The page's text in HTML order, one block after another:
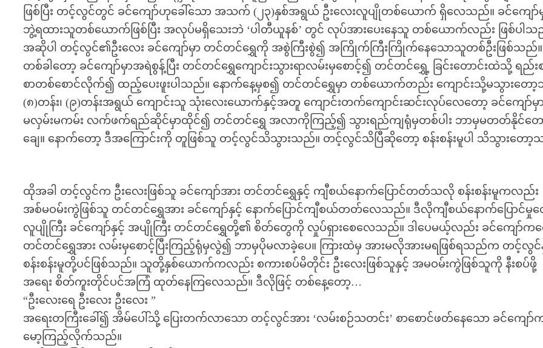
ဖြစ်ပြီး တင့်လွင်တွင် ခင်ကျော်ဟုခေါ်သော အသက် (၂၃)နှစ်အရွယ် ဦးလေးလူပျိုတစ်ယောက် ရှိလေသည်။ ခင်ကျော်
ဘွဲ့ရထားသူတစ်ယောက်ဖြစ်ပြီး အလုပ်မရှိသေးဘဲ ‘ပါတီယူနစ်’ တွင် လုပ်အားပေးနေသူ တစ်ယောက်လည်း ဖြစ်ပါသ
အဆိုပါ တင့်လွင်၏ဦးလေး ခင်ကျော်မှာ တင်တင်ရွှေကို အစွဲကြီးစွဲ၍ အကြိုက်ကြီးကြိုက်နေသောသူတစ်ဦးဖြစ်သည်။
တစ်ခါတော့ ခင်ကျော်မှာအရဲစွန့်ပြီး တင်တင်ရွှေကျောင်းသွားရာလမ်းမှစောင့်၍ တင်တင်ရွှေ့ ခြင်းတောင်းထဲသို့ ရည်းစ
စာတစ်စောင်လိုက်၍ ထည့်ပေးဖူးပါသည်။ နောက်နေ့မှစ၍ တင်တင်ရွှေမှာ တစ်ယောက်တည်း ကျောင်းသို့မသွားတေ
(၈)တန်း၊ (၉)တန်းအရွယ် ကျောင်းသူ သုံးလေးယောက်နှင့်အတူ ကျောင်းတက်ကျောင်းဆင်းလုပ်လေတော့ ခင်ကျော်မှ
မလှမ်းမကမ်း လက်ဖက်ရည်ဆိုင်မှာထိုင်၍ တင်တင်ရွှေ အလာကိုကြည့်၍ သွားရည်ကျရုံမှတစ်ပါး ဘာမှမတတ်နိုင်တေ
ချေ။ နောက်တော့ ဒီအကြောင်းကို တူဖြစ်သူ တင့်လွင်သိသွားသည်။ တင့်လွင်သိပြီဆိုတော့ စန်းစန်းမူပါ သိသွားတော့
ထိုအခါ တင့်လွင်က ဦးလေးဖြစ်သူ ခင်ကျော်အား တင်တင်ရွှေနှင့် ကျီစယ်နောက်ပြောင်တတ်သလို စန်းစန်းမူကလည်း
အစ်မဝမ်းကွဲဖြစ်သူ တင်တင်ရွှေအား ခင်ကျော်နှင့် နောက်ပြောင်ကျီစယ်တတ်လေသည်။ ဒီလိုကျီစယ်နောက်ပြောင်မှု
လူပျိုကြီး ခင်ကျော်နှင့် အပျိုကြီး တင်တင်ရွှေတို့၏ စိတ်တွေကို လှုပ်ရှားစေလေသည်။ ဒါပေမယ့်လည်း ခင်ကျော်က
တင်တင်ရွှေအား လမ်းမှစောင့်ပြီးကြည့်ရုံမှလွဲ၍ ဘာမှပိုမလာခဲ့ပေ။ ကြားထဲမှ အားမလိုအားမရဖြစ်ရသည်က တင့်လွင်
စန်းစန်းမူတို့ပင်ဖြစ်သည်။ သူတို့နှစ်ယောက်ကလည်း စကားစပ်မိတိုင်း ဦးလေးဖြစ်သူနှင့် အမဝမ်းကွဲဖြစ်သူကို နီးစပ်ဖို့
အရေး စိတ်ကူးတိုင်ပင်အကြံ ထုတ်နေကြလေသည်။ ဒီလိုဖြင့် တစ်နေ့တော့…
“ဦးလေးရေ ဦးလေး ဦးလေး ”
အရေးတကြီးခေါ်၍ အိမ်ပေါ်သို့ ပြေးတက်လာသော တင့်လွင်အား ‘လမ်းစဉ်သတင်း’ စာစောင်ဖတ်နေသော ခင်ကျော်
မော့ကြည့်လိုက်သည်။